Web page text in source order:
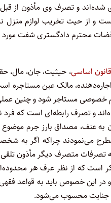
و تصرف وی مأذون از قبل
محترم دادگستری شفت مورد
قانون اساسی، حیثیت، جان،
مالک عین مستاجره
خصوصی مستاجر شود و چنین
و تصرف رابطه‌ای است که
می‌نمودند چراکه اگر به
متصرف دیگر مأذون تلقی
است که از نظر عرف هر
خصوص باید به قواعد فقهی و
جنایت محسوب می‌شود.